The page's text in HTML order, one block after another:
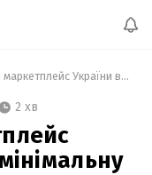
Найбільший маркетплейс України встановив мінімальну суму замовлення
2 хв